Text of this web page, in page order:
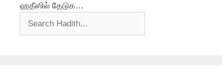
ஹதீஸில் தேடுக…